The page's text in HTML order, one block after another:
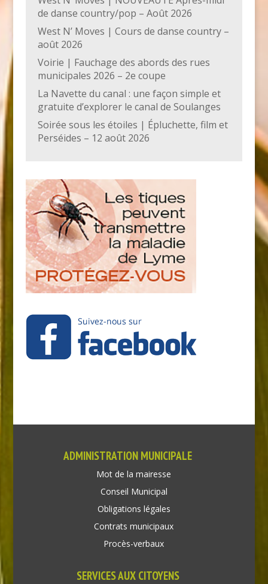
de danse country/pop – Août 2026
West N’ Moves | Cours de danse country –
août 2026
Voirie | Fauchage des abords des rues
municipales 2026 – 2e coupe
La Navette du canal : une façon simple et
gratuite d’explorer le canal de Soulanges
Soirée sous les étoiles | Épluchette, film et
Perséides – 12 août 2026
ADMINISTRATION MUNICIPALE
Mot de la mairesse
Conseil Municipal
Obligations légales
Contrats municipaux
Procès-verbaux
SERVICES AUX CITOYENS